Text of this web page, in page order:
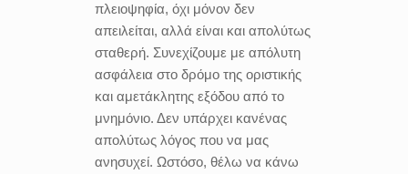
πλειοψηφία, όχι μόνον δεν
απειλείται, αλλά είναι και απολύτως
σταθερή. Συνεχίζουμε με απόλυτη
ασφάλεια στο δρόμο της οριστικής
και αμετάκλητης εξόδου από το
μνημόνιο. Δεν υπάρχει κανένας
απολύτως λόγος που να μας
ανησυχεί. Ωστόσο, θέλω να κάνω